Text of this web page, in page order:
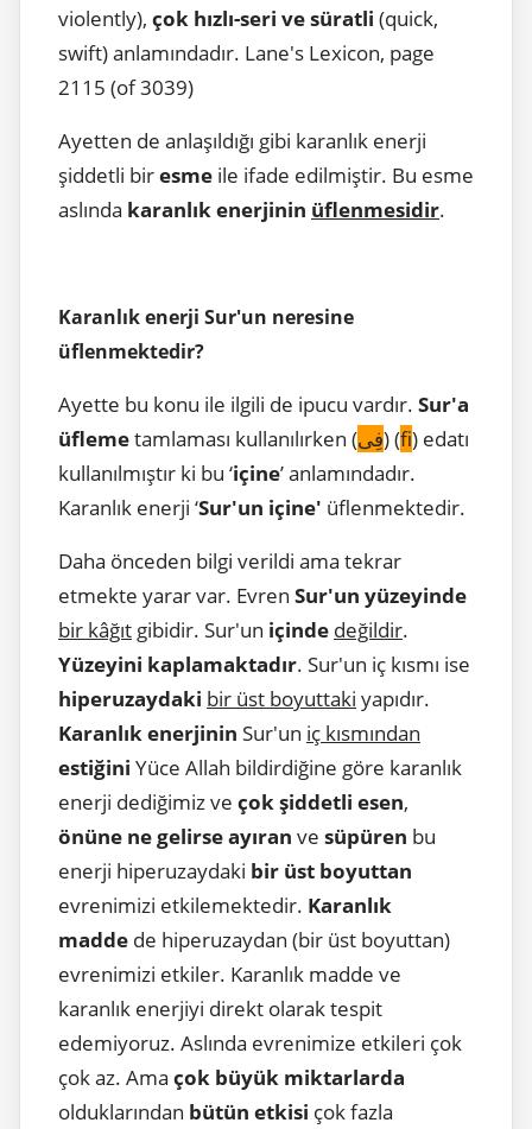
violently), çok hızlı-seri ve süratli (quick,
swift) anlamındadır. Lane's Lexicon, page
2115 (of 3039)
Ayetten de anlaşıldığı gibi karanlık enerji
şiddetli biresme ile ifade edilmiştir. Bu esme
aslında karanlık enerjinin üflenmesidir.
Karanlık enerji Sur'un neresine
üflenmektedir?
Ayette bu konu ile ilgili de ipucu vardır. Sur'a
üflemetamlaması kullanılırken (فِى) (fi) edatı
kullanılmıştır ki bu ‘içine’ anlamındadır.
Karanlık enerji ‘Sur'un içine' üflenmektedir.
Daha önceden bilgi verildi ama tekrar
etmekte yarar var. Evren Sur'un yüzeyinde
bir kâğıt gibidir. Sur'un içinde değildir.
Yüzeyini kaplamaktadır. Sur'un iç kısmı ise
hiperuzaydaki bir üst boyuttaki yapıdır.
Karanlık enerjinin Sur'un iç kısmından
estiğini Yüce Allah bildirdiğine göre karanlık
enerji dediğimiz ve çok şiddetli esen,
önüne ne gelirse ayıran ve süpüren bu
enerji hiperuzaydaki bir üst boyuttan
evrenimizi etkilemektedir. Karanlık
madde de hiperuzaydan (bir üst boyuttan)
evrenimizi etkiler. Karanlık madde ve
karanlık enerjiyi direkt olarak tespit
edemiyoruz. Aslında evrenimize etkileri çok
çok az. Ama çok büyük miktarlarda
olduklarından bütün etkisi çok fazla